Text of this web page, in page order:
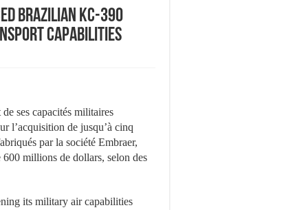
Brazilian KC-390
capabilities
ses capacités militaires
l’acquisition de jusqu’à cinq
par la société Embraer,
600 millions de dollars, selon des
its military air capabilities